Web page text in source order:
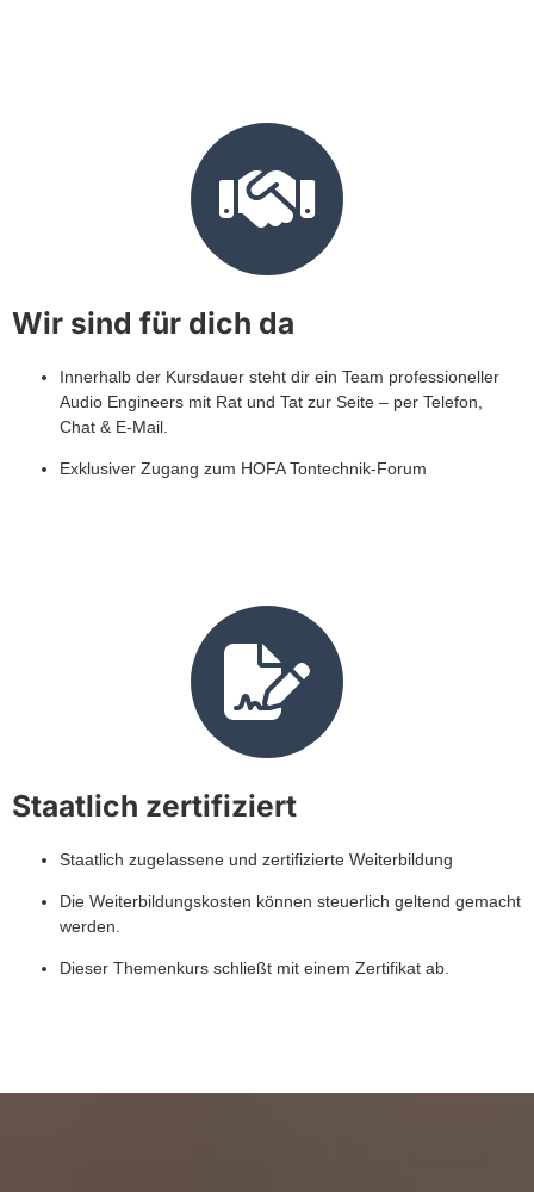
Wir sind für dich da
Innerhalb der Kursdauer steht dir ein Team professioneller
Audio Engineers mit Rat und Tat zur Seite – per Telefon,
Chat & E-Mail.
Exklusiver Zugang zum HOFA Tontechnik-Forum
Staatlich zertifiziert
Staatlich zugelassene und zertifizierte Weiterbildung
Die Weiterbildungskosten können steuerlich geltend gemacht
werden.
Dieser Themenkurs schließt mit einem Zertifikat ab.